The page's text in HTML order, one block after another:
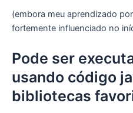
(embora meu aprendizado
fortemente influenciado no
Pode ser
usando código
bibliotecas